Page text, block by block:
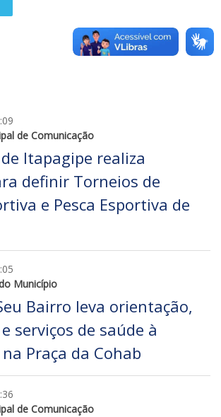
de Comunicação
Itapagipe realiza
definir Torneios de
e Pesca Esportiva de
Município
Bairro leva orientação,
serviços de saúde à
Praça da Cohab
de Comunicação